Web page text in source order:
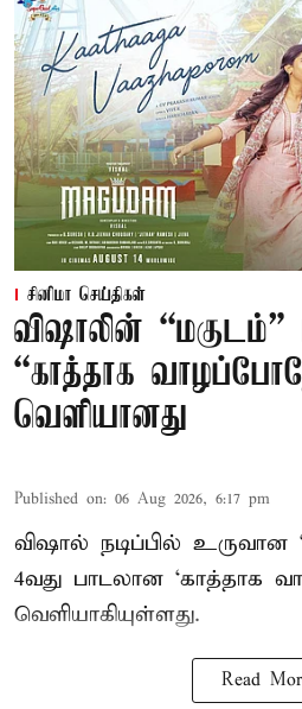
சினிமா செய்திகள்
விஷாலின் “மகுடம்”
“காத்தாக
வெளியானது
Published on: 06 Aug 2026, 6:17 pm
விஷால் நடிப்பில் உருவான
4வது பாடலான ‘காத்தாக
வெளியாகியுள்ளது.
Read